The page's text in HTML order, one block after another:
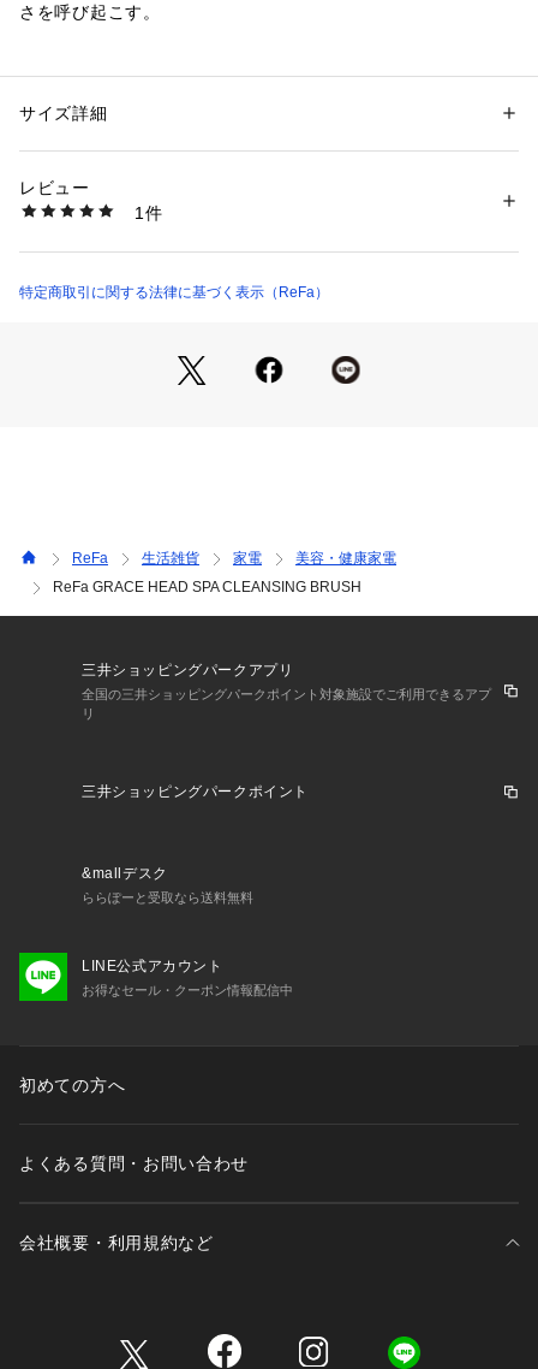
さを呼び起こす。
カテゴリー：
RFGH1J02 （ショップ）
サイズ詳細
レビュー
1件
特定商取引に関する法律に基づく表示（ReFa）
ReFa 生活雑貨 家電
美容・健康家電
ReFa GRACE HEAD SPA CLEANSING BRUSH
三井ショッピングパークアプリ
全国の三井ショッピングパークポイント対象施設でご利用できるアプ
リ
三井ショッピングパークポイント
&mallデスク
ららぽーと受取なら送料無料
LINE公式アカウント
お得なセール・クーポン情報配信中
初めての方へ
よくある質問・お問い合わせ
会社概要・利用規約など